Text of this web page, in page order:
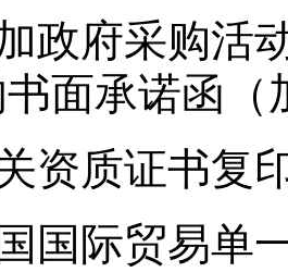
政府采购活
面承诺函（
资质证书复
国际贸易单